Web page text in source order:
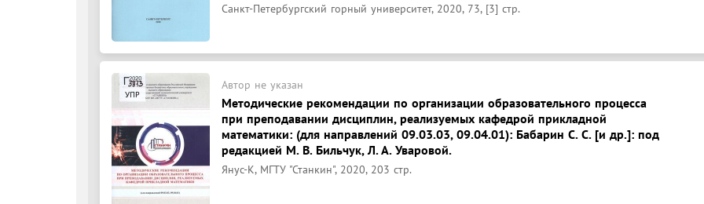
Санкт-Петербургский горный университет, 2020, 73, [3] стр.
Автор не указан
Методические рекомендации по организации образовательного процесса
при преподавании дисциплин, реализуемых кафедрой прикладной
математики: (для направлений 09.03.03, 09.04.01): Бабарин С. С. [и др.]: под
редакцией М. В. Бильчук, Л. А. Уваровой.
Янус-К, МГТУ "Станкин", 2020, 203 стр.